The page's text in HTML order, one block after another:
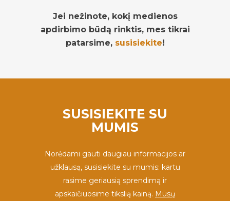
Jei nežinote, kokį medienos
apdirbimo būdą rinktis, mes tikrai
patarsime, susisiekite!
SUSISIEKITE SU
MUMIS
Norėdami gauti daugiau informacijos ar
užklausą, susisiekite su mumis: kartu
rasime geriausią sprendimą ir
apskaičiuosime tikslią kainą. Mūsų